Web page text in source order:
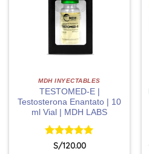
MDH INYECTABLES
TESTOMED-E |
Testosterona Enantato | 10
ml Vial | MDH LABS
Valorado
S/120.00